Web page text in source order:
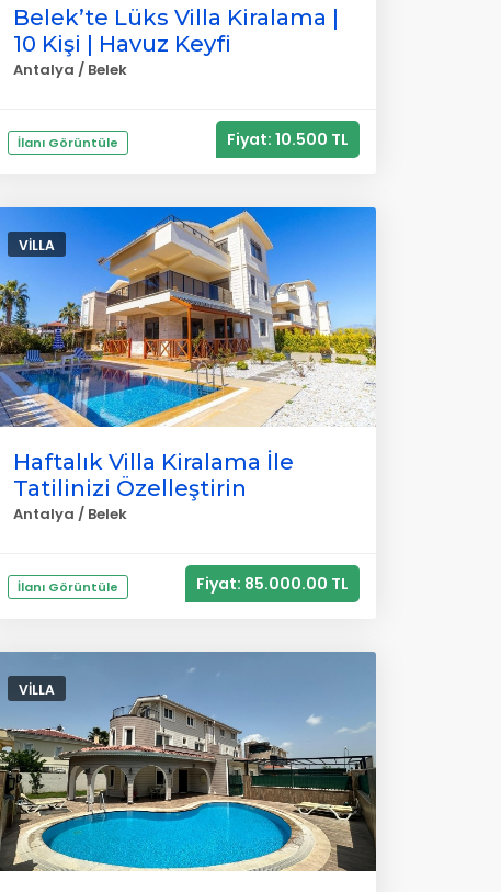
Belek’te Lüks Villa Kiralama |
10 Kişi | Havuz Keyfi
Antalya / Belek
İlanı Görüntüle Fiyat: 10.500 TL
VILLA
Haftalık Villa Kiralama İle
Tatilinizi Özelleştirin
Antalya / Belek
İlanı Görüntüle Fiyat: 85.000.00 TL
VILLA